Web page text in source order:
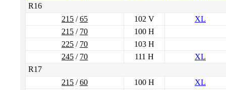
R16
215 /65 102 V
XL
215 / 70
100 H
225 / 70
103 H
245 / 70 111 H
XL
R17
215 /60 100 H
XL